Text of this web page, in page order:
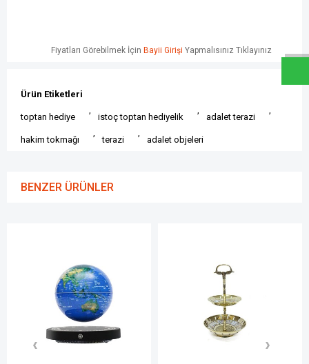
Fiyatları Görebilmek İçin Bayii Girişi Yapmalısınız Tıklayınız
Ürün Etiketleri
toptan hediye
,
istoç toptan hediyelik
,
adalet terazi
,
hakim tokmağı
,
terazi
,
adalet objeleri
BENZER ÜRÜNLER